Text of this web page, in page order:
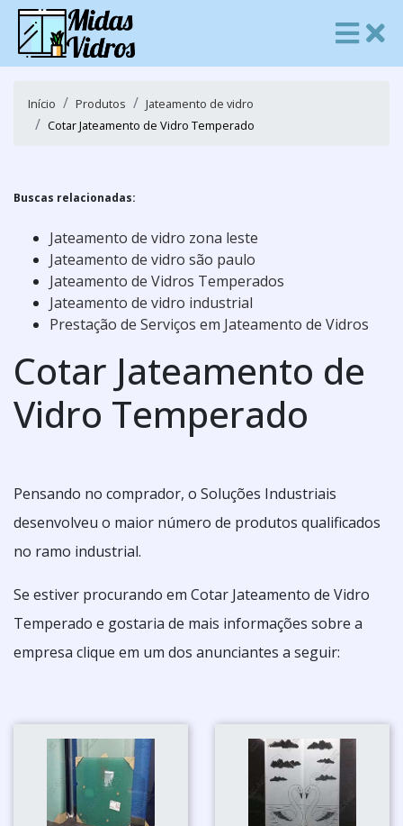
Início Produtos
Jateamento de vidro
Cotar Jateamento de Vidro Temperado
Buscas relacionadas:
Jateamento de vidro zona leste
Jateamento de vidro são paulo
Jateamento de Vidros Temperados
Jateamento de vidro industrial
Prestação de Serviços em Jateamento de Vidros
Cotar Jateamento de
Vidro Temperado
Pensando no comprador, o Soluções Industriais
desenvolveu o maior número de produtos qualificados
no ramo industrial.
Se estiver procurando em Cotar Jateamento de Vidro
Temperado e gostaria de mais informações sobre a
empresa clique em um dos anunciantes a seguir: